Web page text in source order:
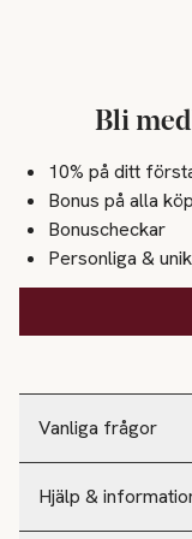
Vanliga frågor
Hjälp &
Bli
10% på ditt
Bonus på alla köp
Bonuscheckar
Personliga &